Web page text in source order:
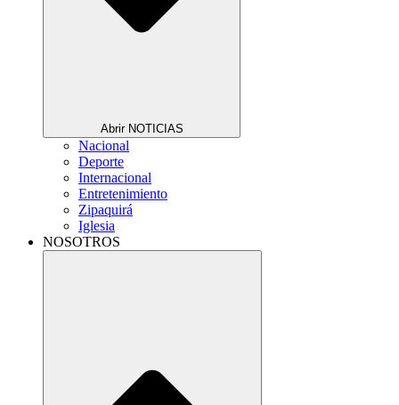
Abrir NOTICIAS
Nacional
Deporte
Internacional
Entretenimiento
Zipaquirá
Iglesia
NOSOTROS